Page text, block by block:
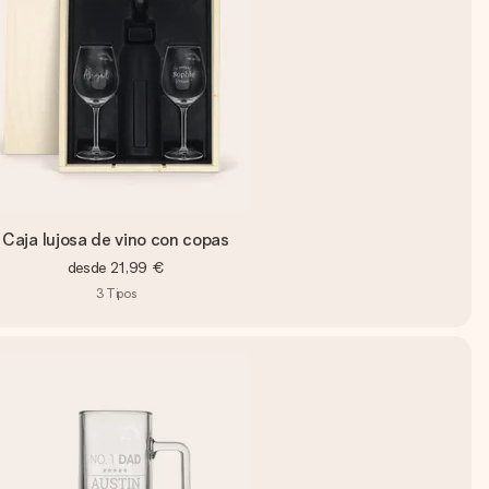
Caja lujosa de vino con copas
desde 21,99 €
3 Tipos